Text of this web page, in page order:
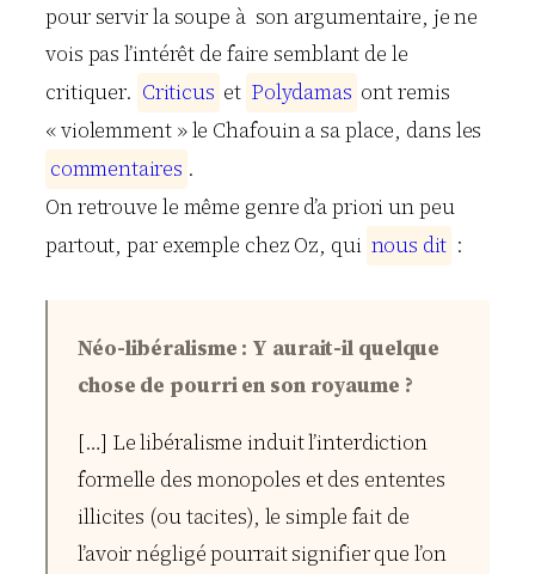
pour servir la soupe à son argumentaire, je ne
vois pas l’intérêt de faire semblant de le
critiquer. Criticus et Polydamas ont remis
« violemment »le Chafouina sa place, dans les
commentaires .
On retrouve le même genre d’a priori un peu
partout, par exemple chez Oz, qui nous dit :
Néo-libéralisme : Y aurait-il quelque
chose de pourri en son royaume ?
[…] Le libéralisme induit l’interdiction
formelle des monopoles et des ententes
illicites (ou tacites), le simple fait de
l’avoir négligé pourrait signifier que l’on